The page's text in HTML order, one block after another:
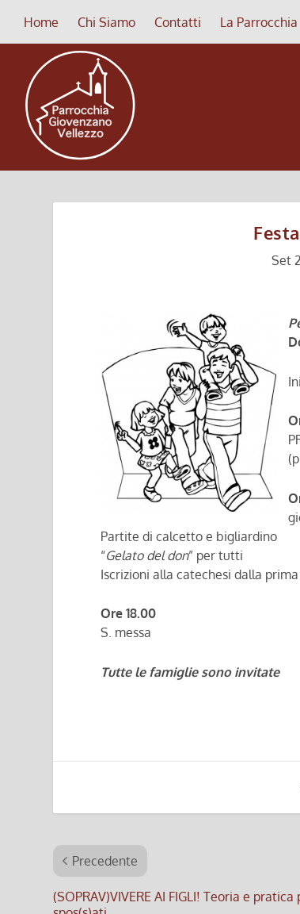
Home Chi Siamo Contatti La Parrocchia
Set
Partite di calcetto e bigliardino
“Gelato del don” per tutti
Iscrizioni alla catechesi dalla
Ore 18.00
S. messa
Tutte le famiglie sono invitate
Precedente
(SOPRAV)VIVERE AI FIGLI! Teoria e